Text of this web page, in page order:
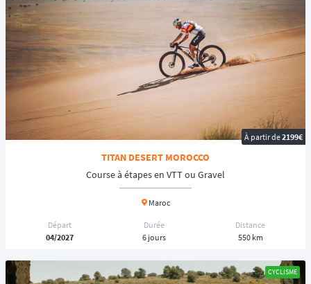
À partir de2199€
TITAN DESERT MOROCCO
Course à étapes en VTT ou Gravel
Maroc
Départ
04/2027
Durée
6 jours
Distance
550 km
CYCLISME